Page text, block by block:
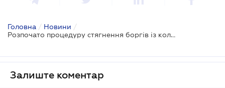
Головна / Новини /
Розпочато процедуру стягнення боргів із колишніх власників Приватбанку
Залиште коментар